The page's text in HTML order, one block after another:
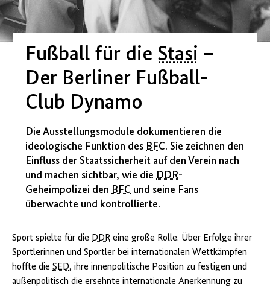
Fußball für die Stasi –
Der Berliner Fußball-
Club Dynamo
Die Ausstellungsmodule dokumentieren die
ideologische Funktion des BFC. Sie zeichnen den
Einfluss der Staatssicherheit auf den Verein nach
und machen sichtbar, wie die DDR-
Geheimpolizei den BFC und seine Fans
überwachte und kontrollierte.
Sport spielte für die DDR eine große Rolle. Über Erfolge ihrer
Sportlerinnen und Sportler bei internationalen Wettkämpfen
hoffte die SED, ihre innenpolitische Position zu festigen und
außenpolitisch die ersehnte internationale Anerkennung zu